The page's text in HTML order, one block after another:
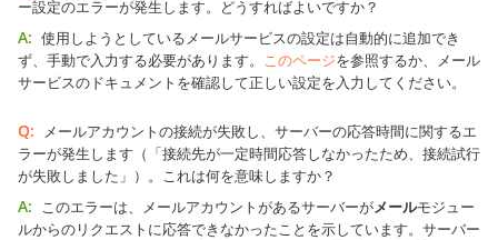
ー設定のエラーが発生します。どうすればよいですか？
A: 使用しようとしているメールサービスの設定は自動的に追加でき
ず、手動で入力する必要があります。 このページを参照するか、メール
サービスのドキュメントを確認して正しい設定を入力してください。
Q:
メールアカウントの接続が失敗し、サーバーの応答時間に関するエ
ラーが発生します（「接続先が一定時間応答しなかったため、接続試行
が失敗しました」）。これは何を意味しますか？
A: このエラーは、メールアカウントがあるサーバーがメールモジュー
ルからのリクエストに応答できなかったことを示しています。サーバー